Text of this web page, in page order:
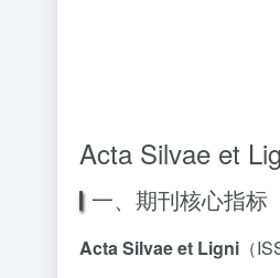
Acta Silvae et
一、期刊核心指标
Acta Silvae et Ligni （